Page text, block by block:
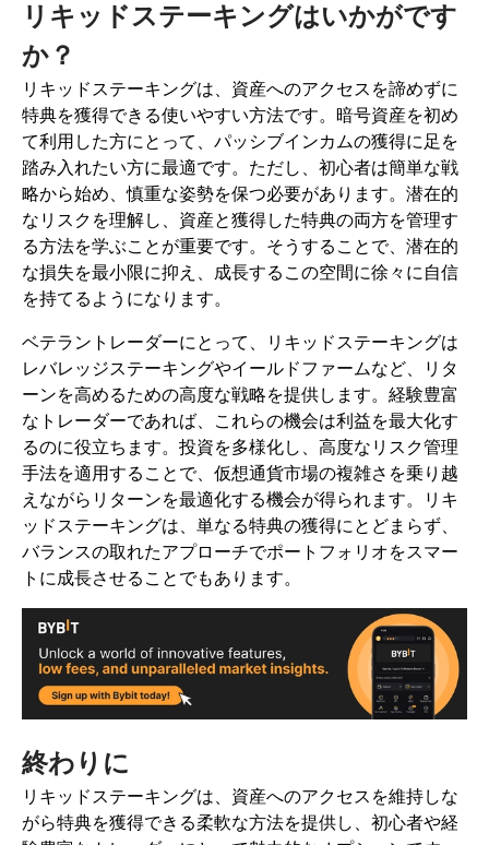
リキッドステーキングはいかがです
か？
リキッドステーキングは、資産へのアクセスを諦めずに
特典を獲得できる使いやすい方法です。暗号資産を初め
て利用した方にとって、パッシブインカムの獲得に足を
踏み入れたい方に最適です。 ただし、初心者は簡単な戦
略から始め、慎重な姿勢を保つ必要があります。潜在的
なリスクを理解し、資産と獲得した特典の両方を管理す
る方法を学ぶことが重要です。そうすることで、潜在的
な損失を最小限に抑え、成長するこの空間に徐々に自信
を持てるようになります。
ベテラントレーダーにとって、リキッドステーキングは
レバレッジステーキングやイールドファームなど、リタ
ーンを高めるための高度な戦略を提供します。経験豊富
なトレーダーであれば、これらの機会は利益を最大化す
るのに役立ちます。投資を多様化し、高度なリスク管理
手法を適用することで、仮想通貨市場の複雑さを乗り越
えながらリターンを最適化する機会が得られます。
リキ
ッドステーキングは、単なる特典の獲得にとどまらず、
バランスの取れたアプローチでポートフォリオをスマー
トに成長させることでもあります。
終わりに
リキッドステーキングは、資産へのアクセスを維持しな
がら特典を獲得できる柔軟な方法を提供し、初心者や経